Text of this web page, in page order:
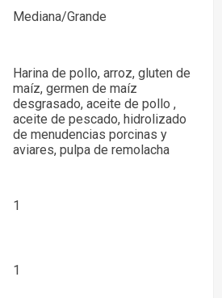
Mediana/Grande
Harina de pollo, arroz, gluten de
maíz, germen de maíz
desgrasado, aceite de pollo ,
aceite de pescado, hidrolizado
de menudencias porcinas y
aviares, pulpa de remolacha
1
1